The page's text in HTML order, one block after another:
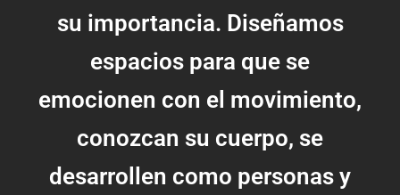
su importancia. Diseñamos
espacios para que se
emocionen con el movimiento,
conozcan su cuerpo, se
desarrollen como personas y